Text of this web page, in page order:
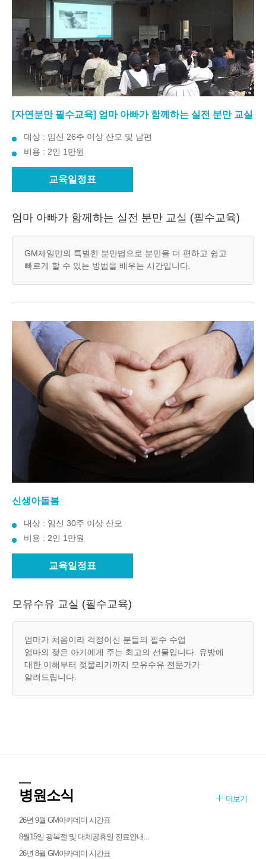
[자연분만 필수교육] 엄마 아빠가 함께하는 실전 분만 교실
대상 : 임신 26주 이상 산모 및 남편
비용 : 2인 1만원
교육일정표
엄마 아빠가 함께하는 실전 분만 교실 (필수교육)
GM제일만의 특별한 분만법으로 분만을 더 편하고 쉽고
빠르게 할 수 있는 방법을 배우는 시간입니다.
신생아돌봄
대상 : 임신 30주 이상 산모
비용 : 2인 1만원
교육일정표
모유수유 교실 (필수교육)
엄마가 처음이라 걱정이신 분들의 필수 수업
엄마의 젖은 아기에게 주는 최고의 선물입니다. 유방에
대한 이해부터 젖물리기까지 모유수유 전문가가
알려드립니다.
병원소식 더보기
26년 9월 GM아카데미 시간표
8월15일 광복절 및 대체공휴일 진료안내...
26년 8월 GM아카데미 시간표